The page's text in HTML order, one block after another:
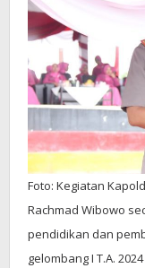
Foto: Kegiatan
Rachmad Wibowo
pendidikan dan
gelombang I T.A. 2024